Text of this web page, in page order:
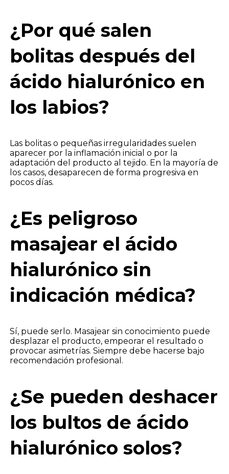
¿Por qué salen
bolitas después del
ácido hialurónico en
los labios?
Las bolitas o pequeñas irregularidades suelen
aparecer por la inflamación inicial o por la
adaptación del producto al tejido. En la mayoría de
los casos, desaparecen de forma progresiva en
pocos días.
¿Es peligroso
masajear el ácido
hialurónico sin
indicación médica?
Sí, puede serlo. Masajear sin conocimiento puede
desplazar el producto, empeorar el resultado o
provocar asimetrías. Siempre debe hacerse bajo
recomendación profesional.
¿Se pueden deshacer
los bultos de ácido
hialurónico solos?